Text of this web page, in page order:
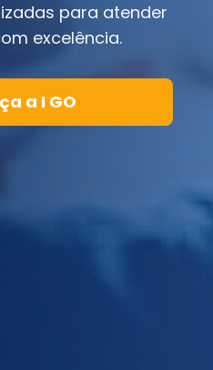
para atender
excelência.
a I GO